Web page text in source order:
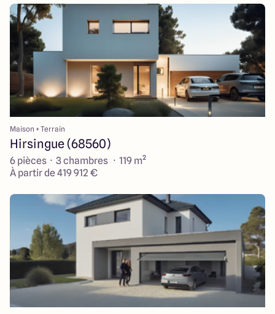
Maison + Terrain
Hirsingue (68560)
6 pièces · 3 chambres · 119 m²
À partir de 419 912 €